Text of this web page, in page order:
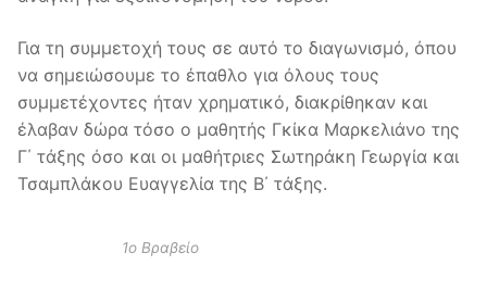
Για τη συμμετοχή τους σε αυτό το διαγωνισμό, όπου
να σημειώσουμε το έπαθλο για όλους τους
συμμετέχοντες ήταν χρηματικό, διακρίθηκαν και
έλαβαν δώρα τόσο ο μαθητής Γκίκα Μαρκελιάνο της
Γ΄ τάξης όσο και οι μαθήτριες Σωτηράκη Γεωργία και
Τσαμπλάκου Ευαγγελία της Β΄ τάξης.
1ο Βραβείο